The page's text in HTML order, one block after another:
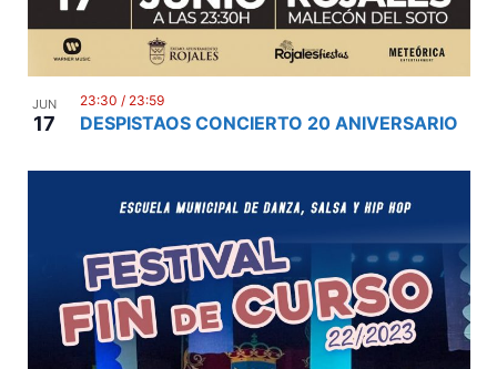
JUN
17 DESPISTAOS CONCIERTO 20 ANIVERSARIO
23:30 / 23:59